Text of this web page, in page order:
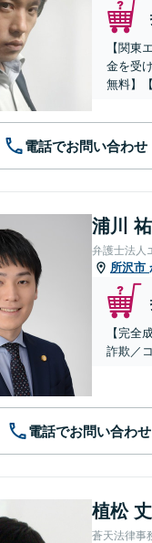
【関東
金を受
無料】
電話でお問い合わせ
浦川
弁護士法人
所沢市
【完全
詐欺／
電話でお問い合わせ
植松
蒼天法律事